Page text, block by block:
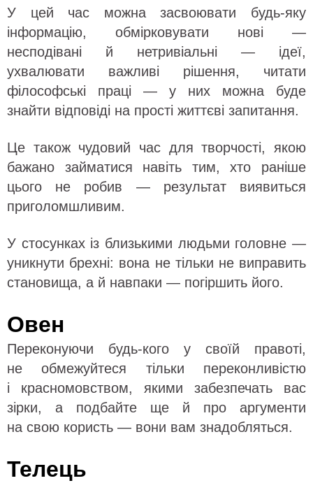
У цей час можна засвоювати будь-яку
інформацію, обмірковувати нові —
несподівані й нетривіальні — ідеї,
ухвалювати важливі рішення, читати
філософські праці — у них можна буде
знайти відповіді на прості життєві запитання.
Це також чудовий час для творчості, якою
бажано займатися навіть тим, хто раніше
цього не робив — результат виявиться
приголомшливим.
У стосунках із близькими людьми головне —
уникнути брехні: вона не тільки не виправить
становища, а й навпаки — погіршить його.
Овен
Переконуючи будь-кого у своїй правоті,
не обмежуйтеся тільки переконливістю
і красномовством, якими забезпечать вас
зірки, а подбайте ще й про аргументи
на свою користь — вони вам знадобляться.
Телець